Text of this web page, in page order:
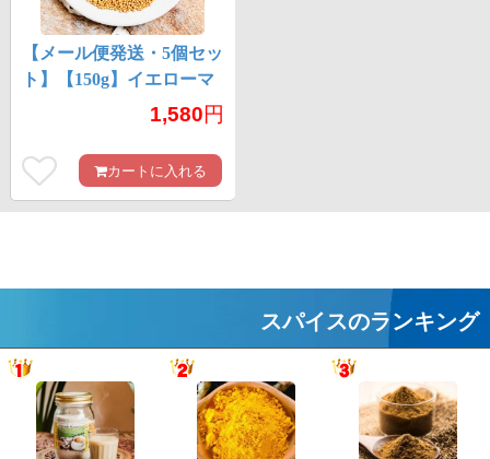
【メール便発送・5個セッ
ト】【150g】イエローマ
スタードシード - Yellow
1,580円
カートに入れる
スパイスのランキング